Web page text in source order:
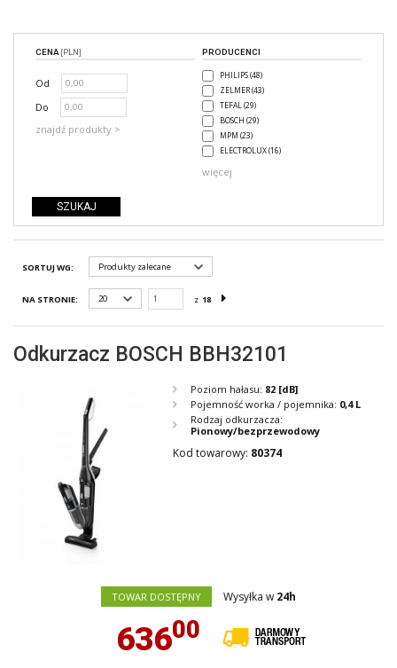
CENA [PLN]
Od
Do
znajdź produkty >
PRODUCENCI
PHILIPS (48)
ZELMER (43)
TEFAL (29)
BOSCH (29)
MPM (23)
ELECTROLUX (16)
więcej
SORTUJ WG: Produkty zalecane
NA STRONIE: 20 z 18
Odkurzacz BOSCH BBH32101
Poziom hałasu: 82 [dB]
Pojemność worka / pojemnika: 0,4 L
Rodzaj odkurzacza:
Pionowy/bezprzewodowy
Kod towarowy: 80374
TOWAR DOSTĘPNY Wysyłka w 24h
63600